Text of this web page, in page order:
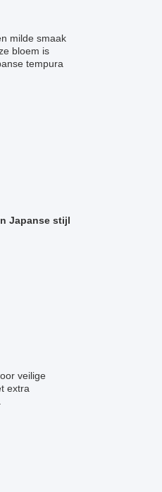
milde smaak
bloem is
tempura
Japanse stijl
veilige
extra